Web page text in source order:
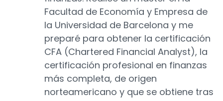
Facultad de Economía y Empresa de
la Universidad de Barcelona y me
preparé para obtener la certificación
CFA (Chartered Financial Analyst), la
certificación profesional en finanzas
más completa, de origen
norteamericano y que se obtiene tras